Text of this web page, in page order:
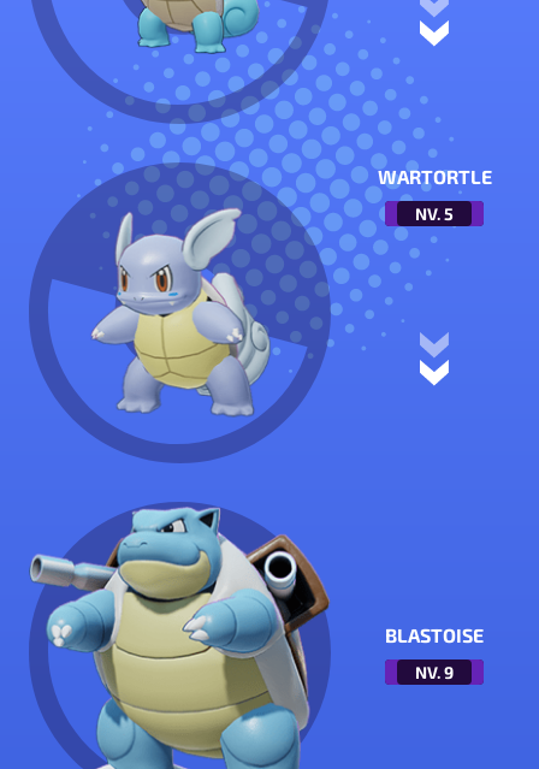
WARTORTLE
NV.5
BLASTOISE
NV.9